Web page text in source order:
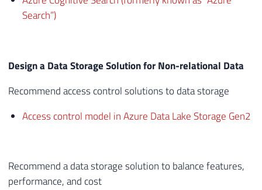
Search”)
Design a Data Storage Solution for Non-relational Data
Recommend access control solutions to data storage
Access control model in Azure Data Lake Storage Gen2
Recommend a data storage solution to balance features,
performance, and cost